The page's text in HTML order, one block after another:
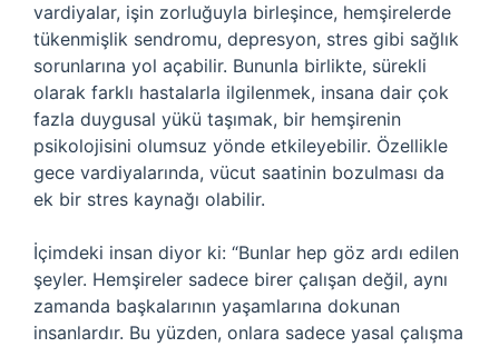
vardiyalar, işin zorluğuyla birleşince, hemşirelerde
tükenmişlik sendromu, depresyon, stres gibi sağlık
sorunlarına yol açabilir. Bununla birlikte, sürekli
olarak farklı hastalarla ilgilenmek, insana dair çok
fazla duygusal yükü taşımak, bir hemşirenin
psikolojisini olumsuz yönde etkileyebilir. Özellikle
gece vardiyalarında, vücut saatinin bozulması da
ek bir stres kaynağı olabilir.
İçimdeki insan diyor ki: “Bunlar hep göz ardı edilen
şeyler. Hemşireler sadece birer çalışan değil, aynı
zamanda başkalarının yaşamlarına dokunan
insanlardır. Bu yüzden, onlara sadece yasal çalışma